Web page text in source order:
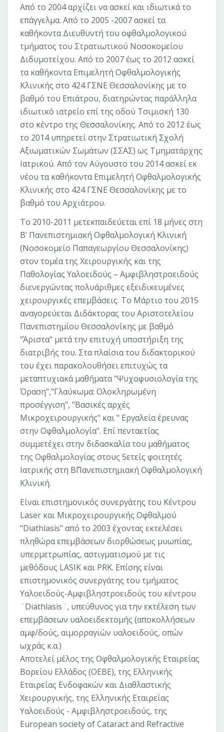
Από το 2004 αρχίζει να ασκεί και ιδιωτικά το
επάγγελμα. Από το 2005 -2007 ασκεί τα
καθήκοντα Διευθυντή του οφθαλμολογικού
τμήματος του Στρατιωτικού Νοσοκομείου
Διδυμοτείχου. Από το 2007 έως το 2012 ασκεί
τα καθήκοντα Επιμελητή Οφθαλμολογικής
Κλινικής στο 424 ΓΣΝΕ Θεσσαλονίκης με το
βαθμό του Επιάτρου, διατηρώντας παράλληλα
ιδιωτικό ιατρείο επί της οδού Τσιμισκή 130
στο κέντρο της Θεσσαλονίκης. Από το 2012 έως
το 2014 υπηρετεί στην Στρατιωτική Σχολή
Αξιωματικών Σωμάτων (ΣΣΑΣ) ως Τμηματάρχης
Ιατρικού. Από τον Αύγουστο του 2014 ασκεί εκ
νέου τα καθήκοντα Επιμελητή Οφθαλμολογικής
Κλινικής στο 424 ΓΣΝΕ Θεσσαλονίκης με το
βαθμό του Αρχιάτρου.
Το 2010-2011 μετεκπαιδεύεται επί 18 μήνες στη
Β’ Πανεπιστημιακή Οφθαλμολογική Κλινική
(Νοσοκομείο Παπαγεωργίου Θεσσαλονίκης)
στον τομέα της Χειρουργικής και της
Παθολογίας Υαλοειδούς – Αμφιβληστροειδούς
διενεργώντας πολυάριθμες εξειδικευμένες
χειρουργικές επεμβάσεις. Το Μάρτιο του 2015
αναγορεύεται Διδάκτορας του Αριστοτελείου
Πανεπιστημίου Θεσσαλονίκης με βαθμό
"Άριστα" μετά την επιτυχή υποστήριξη της
διατριβής του. Στα πλαίσια του διδακτορικού
του έχει παρακολουθήσει επιτυχώς τα
μεταπτυχιακά μαθήματα "Ψυχοφυσιολογία της
Όραση","Γλαύκωμα: Ολοκληρωμένη
προσέγγιση", "Βασικές αρχές
Μικροχειρουργικής" και " Εργαλεία έρευνας
στην Οφθαλμολογία". Επί πενταετίας
συμμετέχει στην διδασκαλία του μαθήματος
της Οφθαλμολογίας στους 5ετείς φοιτητές
Ιατρικής στη Β΄Πανεπιστημιακή Οφθαλμολογική
Κλινική.
Είναι επιστημονικός συνεργάτης του Κέντρου
Laser και Μικροχειρουργικής Οφθαλμού
"Diathlasis" από το 2003 έχοντας εκτελέσει
πληθώρα επεμβάσεων διορθώσεως μυωπίας,
υπερμετρωπίας, αστιγματισμού με τις
μεθόδους LASIK και PRK. Επίσης είναι
επιστημονικός συνεργάτης του τμήματος
Υαλοειδούς-Αμφιβληστροειδούς του κέντρου
¨Diathlasis¨, υπεύθυνος για την εκτέλεση των
επεμβάσεων υαλοειδεκτομής (αποκολλήσεων
αμφ/δούς, αιμορραγιών υαλοειδούς, οπών
ωχράς κ.α.)
Αποτελεί μέλος της Οφθαλμολογικής Εταιρείας
Βορείου Ελλάδος (ΟΕΒΕ), της Ελληνικής
Εταιρείας Ενδοφακών και Διαθλαστικής
Χειρουργικής, της Ελληνικής Εταιρείας
Υαλοειδούς - Αμφιβληστροειδούς, της
European society of Cataract and Refractive